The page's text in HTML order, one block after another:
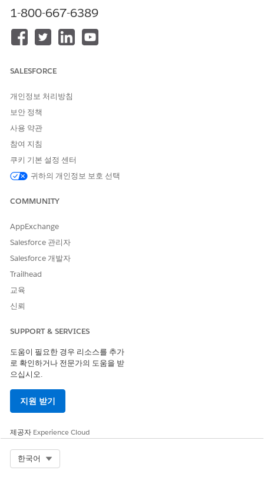
자세한 내용은 자산 서비스 작업 주문 관리
1-800-667-6389
SALESFORCE
개인정보 처리방침
보안 정책
사용 약관
참여 지침
쿠키 기본 설정 센터
귀하의 개인정보 보호 선택
COMMUNITY
AppExchange
Salesforce 관리자
Salesforce 개발자
Trailhead
교육
신뢰
SUPPORT & SERVICES
도움이 필요한 경우 리소스를 추가
로 확인하거나 전문가의 도움을 받
으십시오.
지원 받기
제공자 Experience Cloud
한국어